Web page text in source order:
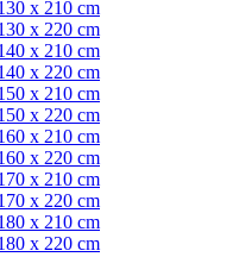
x 210 cm
x 220 cm
x 210 cm
x 220 cm
x 210 cm
x 220 cm
x 210 cm
x 220 cm
x 210 cm
x 220 cm
x 210 cm
x 220 cm